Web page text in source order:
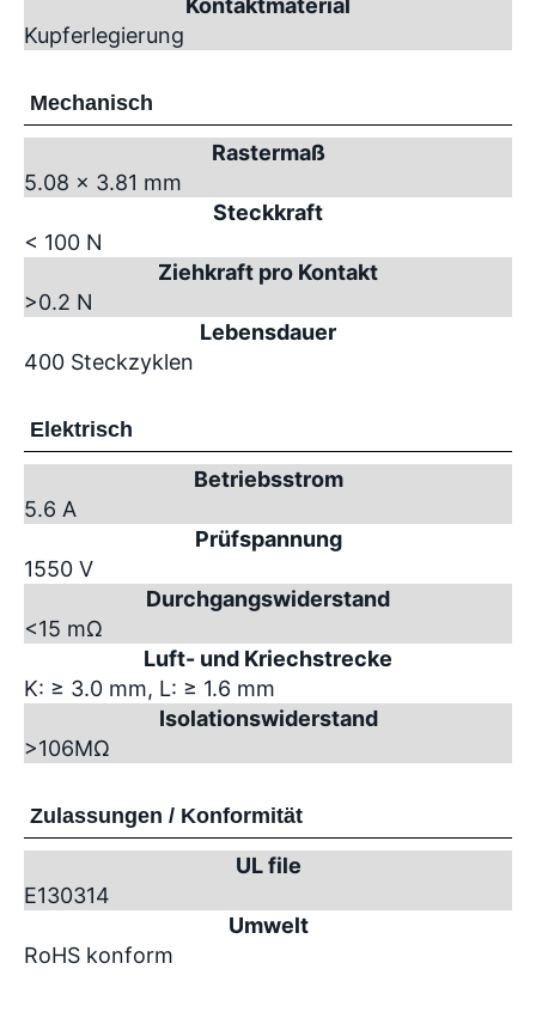
Kontaktmaterial
Kupferlegierung
Mechanisch
Rastermaß
5.08 x 3.81 mm
Steckkraft
< 100 N
Ziehkraft pro Kontakt
>0.2 N
Lebensdauer
400 Steckzyklen
Elektrisch
Betriebsstrom
5.6 A
Prüfspannung
1550 V
Durchgangswiderstand
<15 mΩ
Luft- und Kriechstrecke
K: ≥ 3.0 mm, L: ≥ 1.6 mm
Isolationswiderstand
>106MΩ
Zulassungen / Konformität
UL file
E130314
Umwelt
RoHS konform